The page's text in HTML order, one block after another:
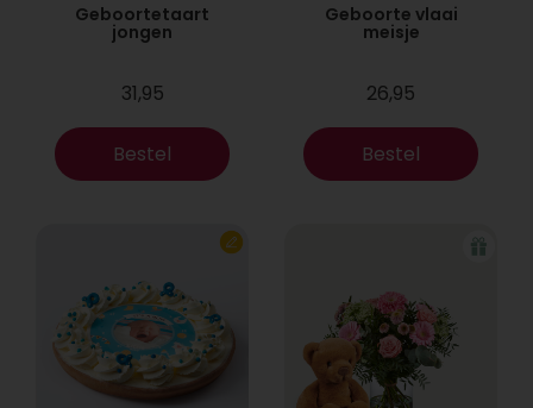
Geboortetaart
jongen
31,95
Bestel
Geboorte vlaai
meisje
26,95
Bestel